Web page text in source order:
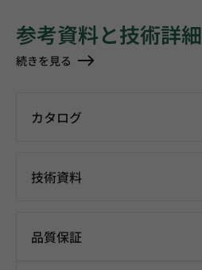
参考資料と技術詳細
続きを見る
カタログ
技術資料
品質保証